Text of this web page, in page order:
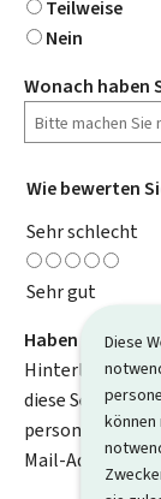
Diese
Teilweise
Nein
Wonach haben
Wie bewerten
Sehr schlecht
Sehr gut
Haben Sie
Hinterlassen
diese Seite zu
Mail-Adresse,